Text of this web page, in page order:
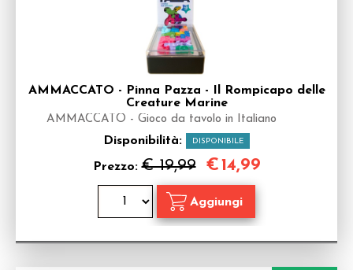
AMMACCATO - Pinna Pazza - Il Rompicapo delle
Creature Marine
AMMACCATO - Gioco da tavolo in Italiano
Disponibilità: DISPONIBILE
Prezzo:€ 19,99 €14,99